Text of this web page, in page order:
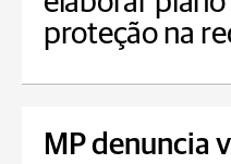
proteção na
MP denuncia